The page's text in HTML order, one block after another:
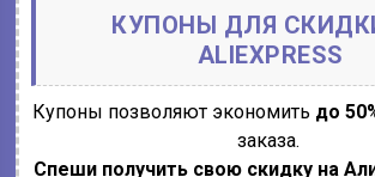
КУПОНЫ ДЛЯ
ALIEXPRESS
Купоны позволяют экономить до
заказа.
Спеши получить свою скидку на